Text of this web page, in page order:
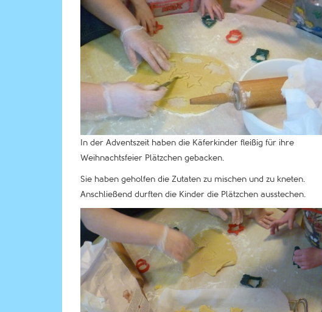
In der Adventszeit haben die Käferkinder fleißig für ihre
Weihnachtsfeier Plätzchen gebacken.
Sie haben geholfen die Zutaten zu mischen und zu kneten.
Anschließend durften die Kinder die Plätzchen ausstechen.